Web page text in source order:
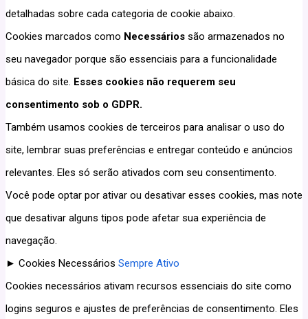
detalhadas sobre cada categoria de cookie abaixo.
Cookies marcados como Necessários são armazenados no
seu navegador porque são essenciais para a funcionalidade
básica do site. Esses cookies não requerem seu
consentimento sob o GDPR.
Também usamos cookies de terceiros para analisar o uso do
site, lembrar suas preferências e entregar conteúdo e anúncios
relevantes. Eles só serão ativados com seu consentimento.
Você pode optar por ativar ou desativar esses cookies, mas note
que desativar alguns tipos pode afetar sua experiência de
navegação.
► Cookies Necessários Sempre Ativo
Cookies necessários ativam recursos essenciais do site como
logins seguros e ajustes de preferências de consentimento. Eles